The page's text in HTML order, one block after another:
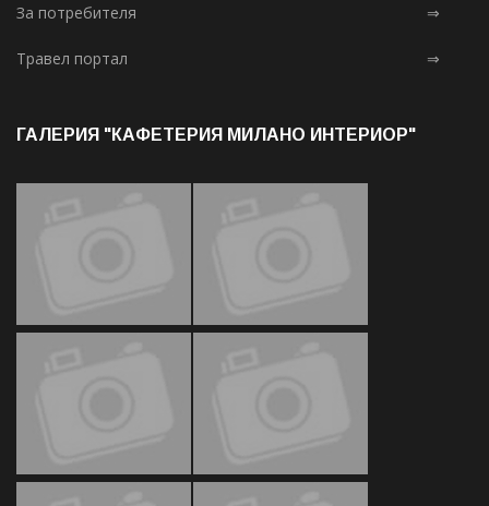
За потребителя ⇒
Травел портал ⇒
ГАЛЕРИЯ "КАФЕТЕРИЯ МИЛАНО ИНТЕРИОР"